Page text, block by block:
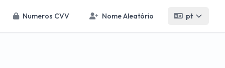
Numeros CVV Nome Aleatório pt